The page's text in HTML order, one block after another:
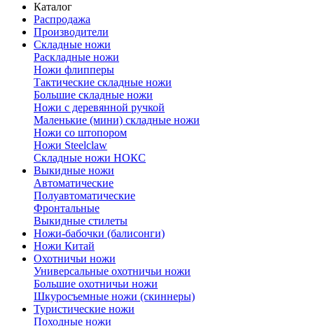
Каталог
Распродажа
Производители
Складные ножи
Раскладные ножи
Ножи флипперы
Тактические складные ножи
Большие складные ножи
Ножи с деревянной ручкой
Маленькие (мини) складные ножи
Ножи со штопором
Ножи Steelclaw
Складные ножи НОКС
Выкидные ножи
Автоматические
Полуавтоматические
Фронтальные
Выкидные стилеты
Ножи-бабочки (балисонги)
Ножи Китай
Охотничьи ножи
Универсальные охотничьи ножи
Большие охотничьи ножи
Шкуросъемные ножи (скиннеры)
Туристические ножи
Походные ножи